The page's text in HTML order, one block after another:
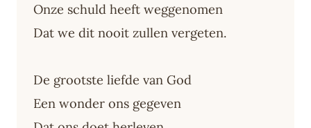
Onze schuld heeft weggenomen
Dat we dit nooit zullen vergeten.
De grootste liefde van God
Een wonder ons gegeven